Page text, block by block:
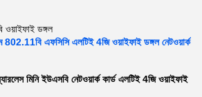
ডঙ্গল
802.11বি এফসিসি এলটিই 4জি ওয়াইফাই ডঙ্গল নেটওয়ার্ক
মিনি ইউএসবি নেটওয়ার্ক কার্ড এলটিই 4জি ওয়াইফাই